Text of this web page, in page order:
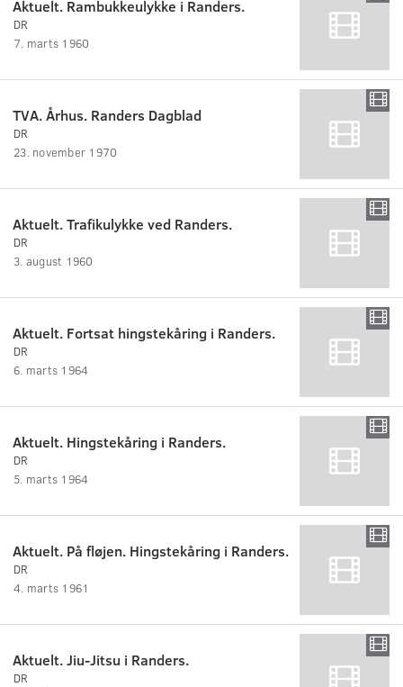
Aktuelt. Rambukkeulykke i Randers.
DR
7. marts 1960
TVA. Århus. Randers Dagblad
DR
23. november 1970
Aktuelt. Trafikulykke ved Randers.
DR
3. august 1960
Aktuelt. Fortsat hingstekåring i Randers.
DR
6. marts 1964
Aktuelt. Hingstekåring i Randers.
DR
5. marts 1964
Aktuelt. På fløjen. Hingstekåring i Randers.
DR
4. marts 1961
Aktuelt. Jiu-Jitsu i Randers.
DR